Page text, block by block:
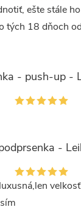
ešte stále ho
tých 18 dňoch od